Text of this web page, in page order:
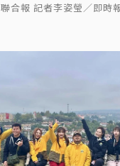
聯合報 記者李姿瑩／即時